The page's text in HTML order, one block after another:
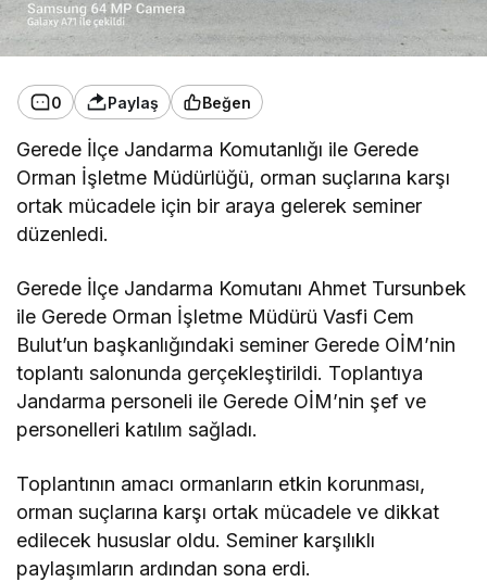
0 Paylaş Beğen
Gerede İlçe Jandarma Komutanlığı ile Gerede
Orman İşletme Müdürlüğü, orman suçlarına karşı
ortak mücadele için bir araya gelerek seminer
düzenledi.
Gerede İlçe Jandarma Komutanı Ahmet Tursunbek
ile Gerede Orman İşletme Müdürü Vasfi Cem
Bulut’un başkanlığındaki seminer Gerede OİM’nin
toplantı salonunda gerçekleştirildi. Toplantıya
Jandarma personeli ile Gerede OİM’nin şef ve
personelleri katılım sağladı.
Toplantının amacı ormanların etkin korunması,
orman suçlarına karşı ortak mücadele ve dikkat
edilecek hususlar oldu. Seminer karşılıklı
paylaşımların ardından sona erdi.